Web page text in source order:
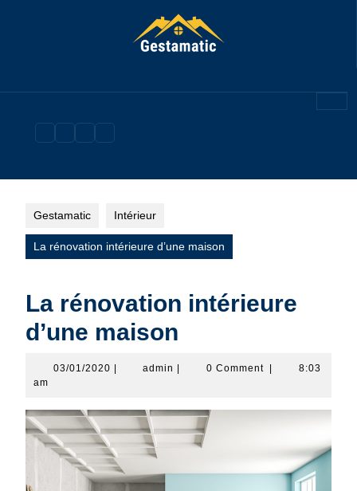
Gestamatic Intérieur
La rénovation intérieure d’une maison
La rénovation intérieure
d’une maison
03/01/2020 03/01/2020
admin admin 0 Comment
8:03
am